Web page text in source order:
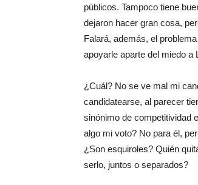
públicos. Tampoco tiene
dejaron hacer gran cosa,
Falará, además, el
apoyarle aparte del miedo a
¿Cuál? No se ve mal mi
candidatearse, al parecer
sinónimo de competitividad
algo mi voto? No para él,
¿Son esquiroles? Quién
serlo, juntos o separados?